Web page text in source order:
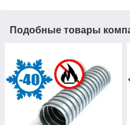
Подобные товары